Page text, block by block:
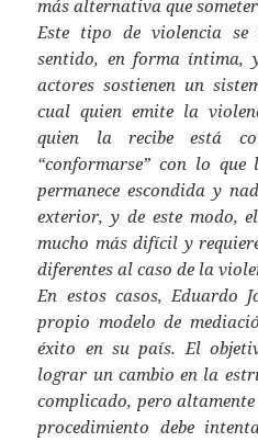
más alternativa que
Este tipo de violencia se
sentido, en forma íntima,
actores sostienen un
cual quien emite la
quien la recibe está
“conformarse” con lo
permanece escondida y
exterior, y de este modo,
mucho más difícil y
diferentes al caso de la
En estos casos, Eduardo
propio modelo de
éxito en su país. El
lograr un cambio en la
complicado, pero
procedimiento debe